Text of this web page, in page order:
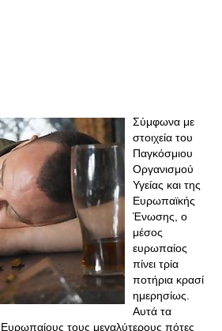
Σύμφωνα με
στοιχεία του
Παγκόσμιου
Οργανισμού
Υγείας και της
Ευρωπαϊκής
Ένωσης, ο
μέσος
ευρωπαίος
πίνει τρία
ποτήρια κρασί
ημερησίως.
Αυτά τα
τους μεγαλύτερους πότες